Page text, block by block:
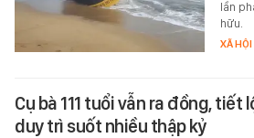
lần
hữu.
XÃ HỘI
Cụ bà 111 tuổi vẫn ra đồng,
duy trì suốt nhiều thập kỷ